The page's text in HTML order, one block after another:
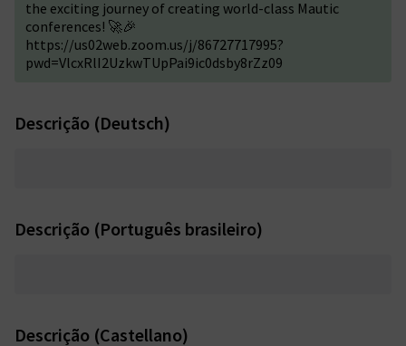
the exciting journey of creating world-class Mautic
conferences! 🚀🎉
https://us02web.zoom.us/j/86727717995?
pwd=VlcxRlI2UzkwTUpPai9ic0dsby8rZz09
Descrição (Deutsch)
Descrição (Português brasileiro)
Descrição (Castellano)